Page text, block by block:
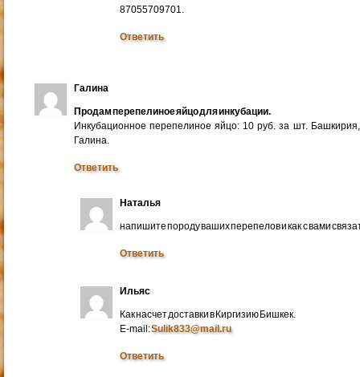
87055709701.
Ответить
Галина
Продам перепелиное яйцо для инкубации.
Инкубационное перепелиное яйцо: 10 руб. за шт.
Галина.
Ответить
Наталья
напишите породу ваших перепелов и как с вами
Ответить
Ильяс
Как насчет доставки в Киргизию Бишкек.
E-mail:Sulik833@mail.ru
Ответить